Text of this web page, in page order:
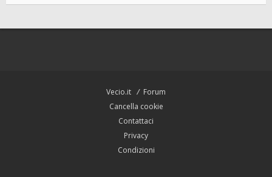
Vecio.it
Forum
Cancella cookie
Contattaci
Privacy
Condizioni